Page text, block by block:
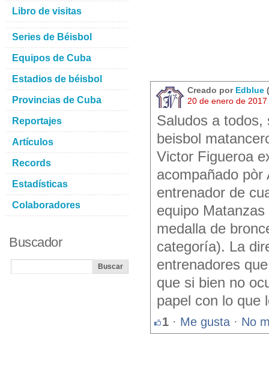
Creado por Edblue
20 de enero de
Saludos a todos,
beisbol
Victor Figueroa
acompañado
entrenador de
equipo
medalla de
categoría). La
entrenadores
que si bien no
papel con lo que
1 · Me gusta · No
Libro de visitas
Series de Béisbol
Equipos de Cuba
Estadios de béisbol
Provincias de Cuba
Reportajes
Artículos
Records
Estadísticas
Colaboradores
Buscador